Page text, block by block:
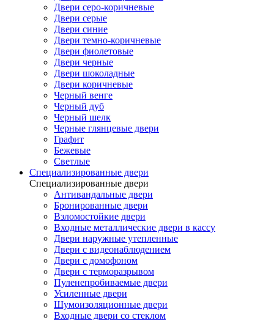
Двери серо-коричневые
Двери серые
Двери синие
Двери темно-коричневые
Двери фиолетовые
Двери черные
Двери шоколадные
Двери коричневые
Черный венге
Черный дуб
Черный шелк
Черные глянцевые двери
Графит
Бежевые
Светлые
Специализированные двери
Специализированные двери
Антивандальные двери
Бронированные двери
Взломостойкие двери
Входные металлические двери в кассу
Двери наружные утепленные
Двери с видеонаблюдением
Двери с домофоном
Двери с терморазрывом
Пуленепробиваемые двери
Усиленные двери
Шумоизоляционные двери
Входные двери со стеклом